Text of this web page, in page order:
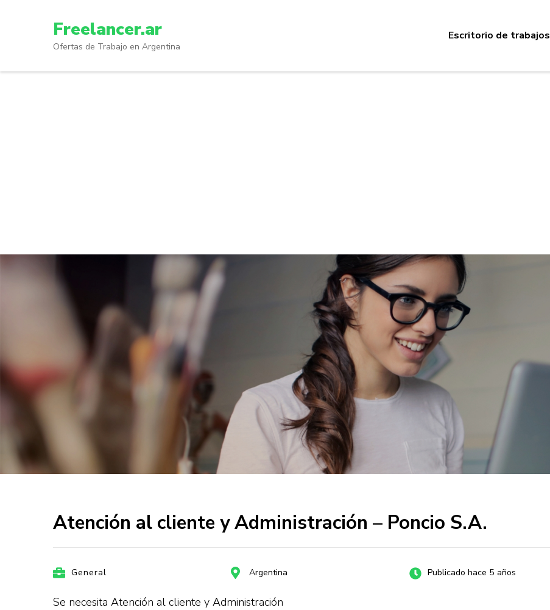
Enter)
Freelancer.ar
Ofertas de Trabajo en Argentina
Escritorio de trabajos
Atención al cliente y Administración – Poncio S.A.
General Argentina Publicado hace 5 años
Se necesita Atención al cliente y Administración